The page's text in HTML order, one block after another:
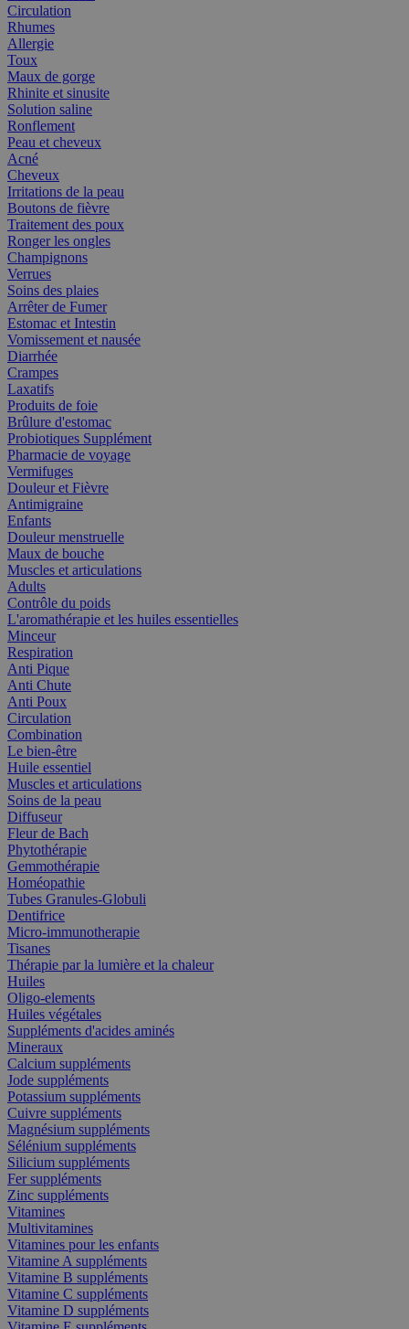
Circulation
Rhumes
Allergie
Toux
Maux de gorge
Rhinite et sinusite
Solution saline
Ronflement
Peau et cheveux
Acné
Cheveux
Irritations de la peau
Boutons de fièvre
Traitement des poux
Ronger les ongles
Champignons
Verrues
Soins des plaies
Arrêter de Fumer
Estomac et Intestin
Vomissement et nausée
Diarrhée
Crampes
Laxatifs
Produits de foie
Brûlure d'estomac
Probiotiques Supplément
Pharmacie de voyage
Vermifuges
Douleur et Fièvre
Antimigraine
Enfants
Douleur menstruelle
Maux de bouche
Muscles et articulations
Adults
Contrôle du poids
L'aromathérapie et les huiles essentielles
Minceur
Respiration
Anti Pique
Anti Chute
Anti Poux
Circulation
Combination
Le bien-être
Huile essentiel
Muscles et articulations
Soins de la peau
Diffuseur
Fleur de Bach
Phytothérapie
Gemmothérapie
Homéopathie
Tubes Granules-Globuli
Dentifrice
Micro-immunotherapie
Tisanes
Thérapie par la lumière et la chaleur
Huiles
Oligo-elements
Huiles végétales
Suppléments d'acides aminés
Mineraux
Calcium suppléments
Jode suppléments
Potassium suppléments
Cuivre suppléments
Magnésium suppléments
Sélénium suppléments
Silicium suppléments
Fer suppléments
Zinc suppléments
Vitamines
Multivitamines
Vitamines pour les enfants
Vitamine A suppléments
Vitamine B suppléments
Vitamine C suppléments
Vitamine D suppléments